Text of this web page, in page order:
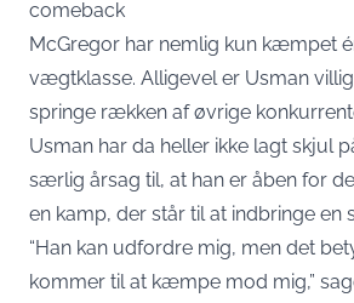
comeback
McGregor har nemlig kun kæmpet
vægtklasse. Alligevel er Usman
springe rækken af øvrige
Usman har da heller ikke lagt skjul
særlig årsag til, at han er åben for
en kamp, der står til at indbringe en
“Han kan udfordre mig, men det
kommer til at kæmpe mod mig,”